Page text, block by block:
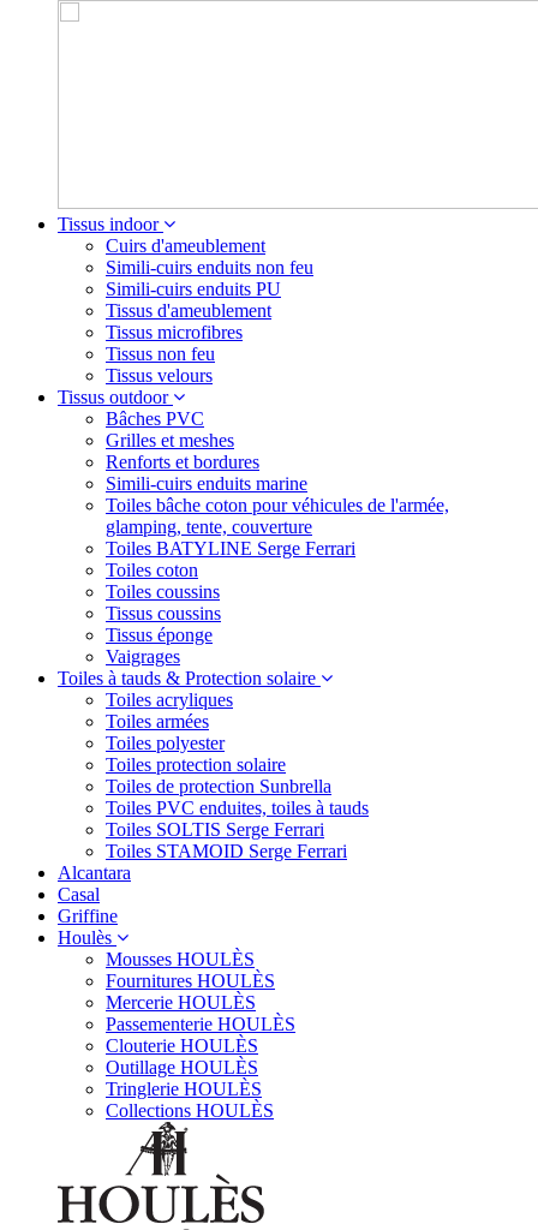
Tissus indoor
Cuirs d'ameublement
Simili-cuirs enduits non feu
Simili-cuirs enduits PU
Tissus d'ameublement
Tissus microfibres
Tissus non feu
Tissus velours
Tissus outdoor
Bâches PVC
Grilles et meshes
Renforts et bordures
Simili-cuirs enduits marine
Toiles bâche coton pour véhicules de l'armée,
glamping, tente, couverture
Toiles BATYLINE Serge Ferrari
Toiles coton
Toiles coussins
Tissus coussins
Tissus éponge
Vaigrages
Toiles à tauds & Protection solaire
Toiles acryliques
Toiles armées
Toiles polyester
Toiles protection solaire
Toiles de protection Sunbrella
Toiles PVC enduites, toiles à tauds
Toiles SOLTIS Serge Ferrari
Toiles STAMOID Serge Ferrari
Alcantara
Casal
Griffine
Houlès
Mousses HOULÈS
Fournitures HOULÈS
Mercerie HOULÈS
Passementerie HOULÈS
Clouterie HOULÈS
Outillage HOULÈS
Tringlerie HOULÈS
Collections HOULÈS